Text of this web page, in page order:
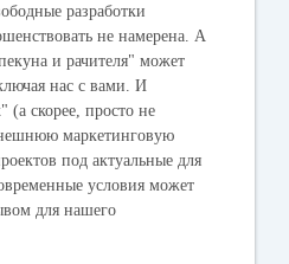
разработки
не намерена. А
и рачителя" может
нас с вами. И
(а скорее, просто не
маркетинговую
под актуальные для
условия может
для нашего